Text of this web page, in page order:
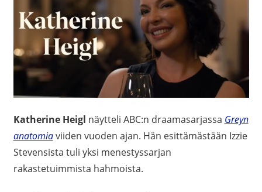
Katherine Heigl näytteli ABC:n draamasarjassa Greyn
anatomiaviiden vuoden ajan. Hän esittämästään Izzie
Stevensista tuli yksi menestyssarjan
rakastetuimmista hahmoista.